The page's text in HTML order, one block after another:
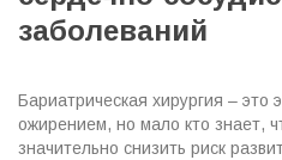
заболеваний
Бариатрическая хирургия –
ожирением, но мало кто знает,
значительно снизить риск